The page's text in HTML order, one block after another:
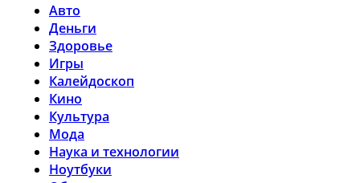
Авто
Деньги
Здоровье
Игры
Калейдоскоп
Кино
Культура
Мода
Наука и технологии
Ноутбуки